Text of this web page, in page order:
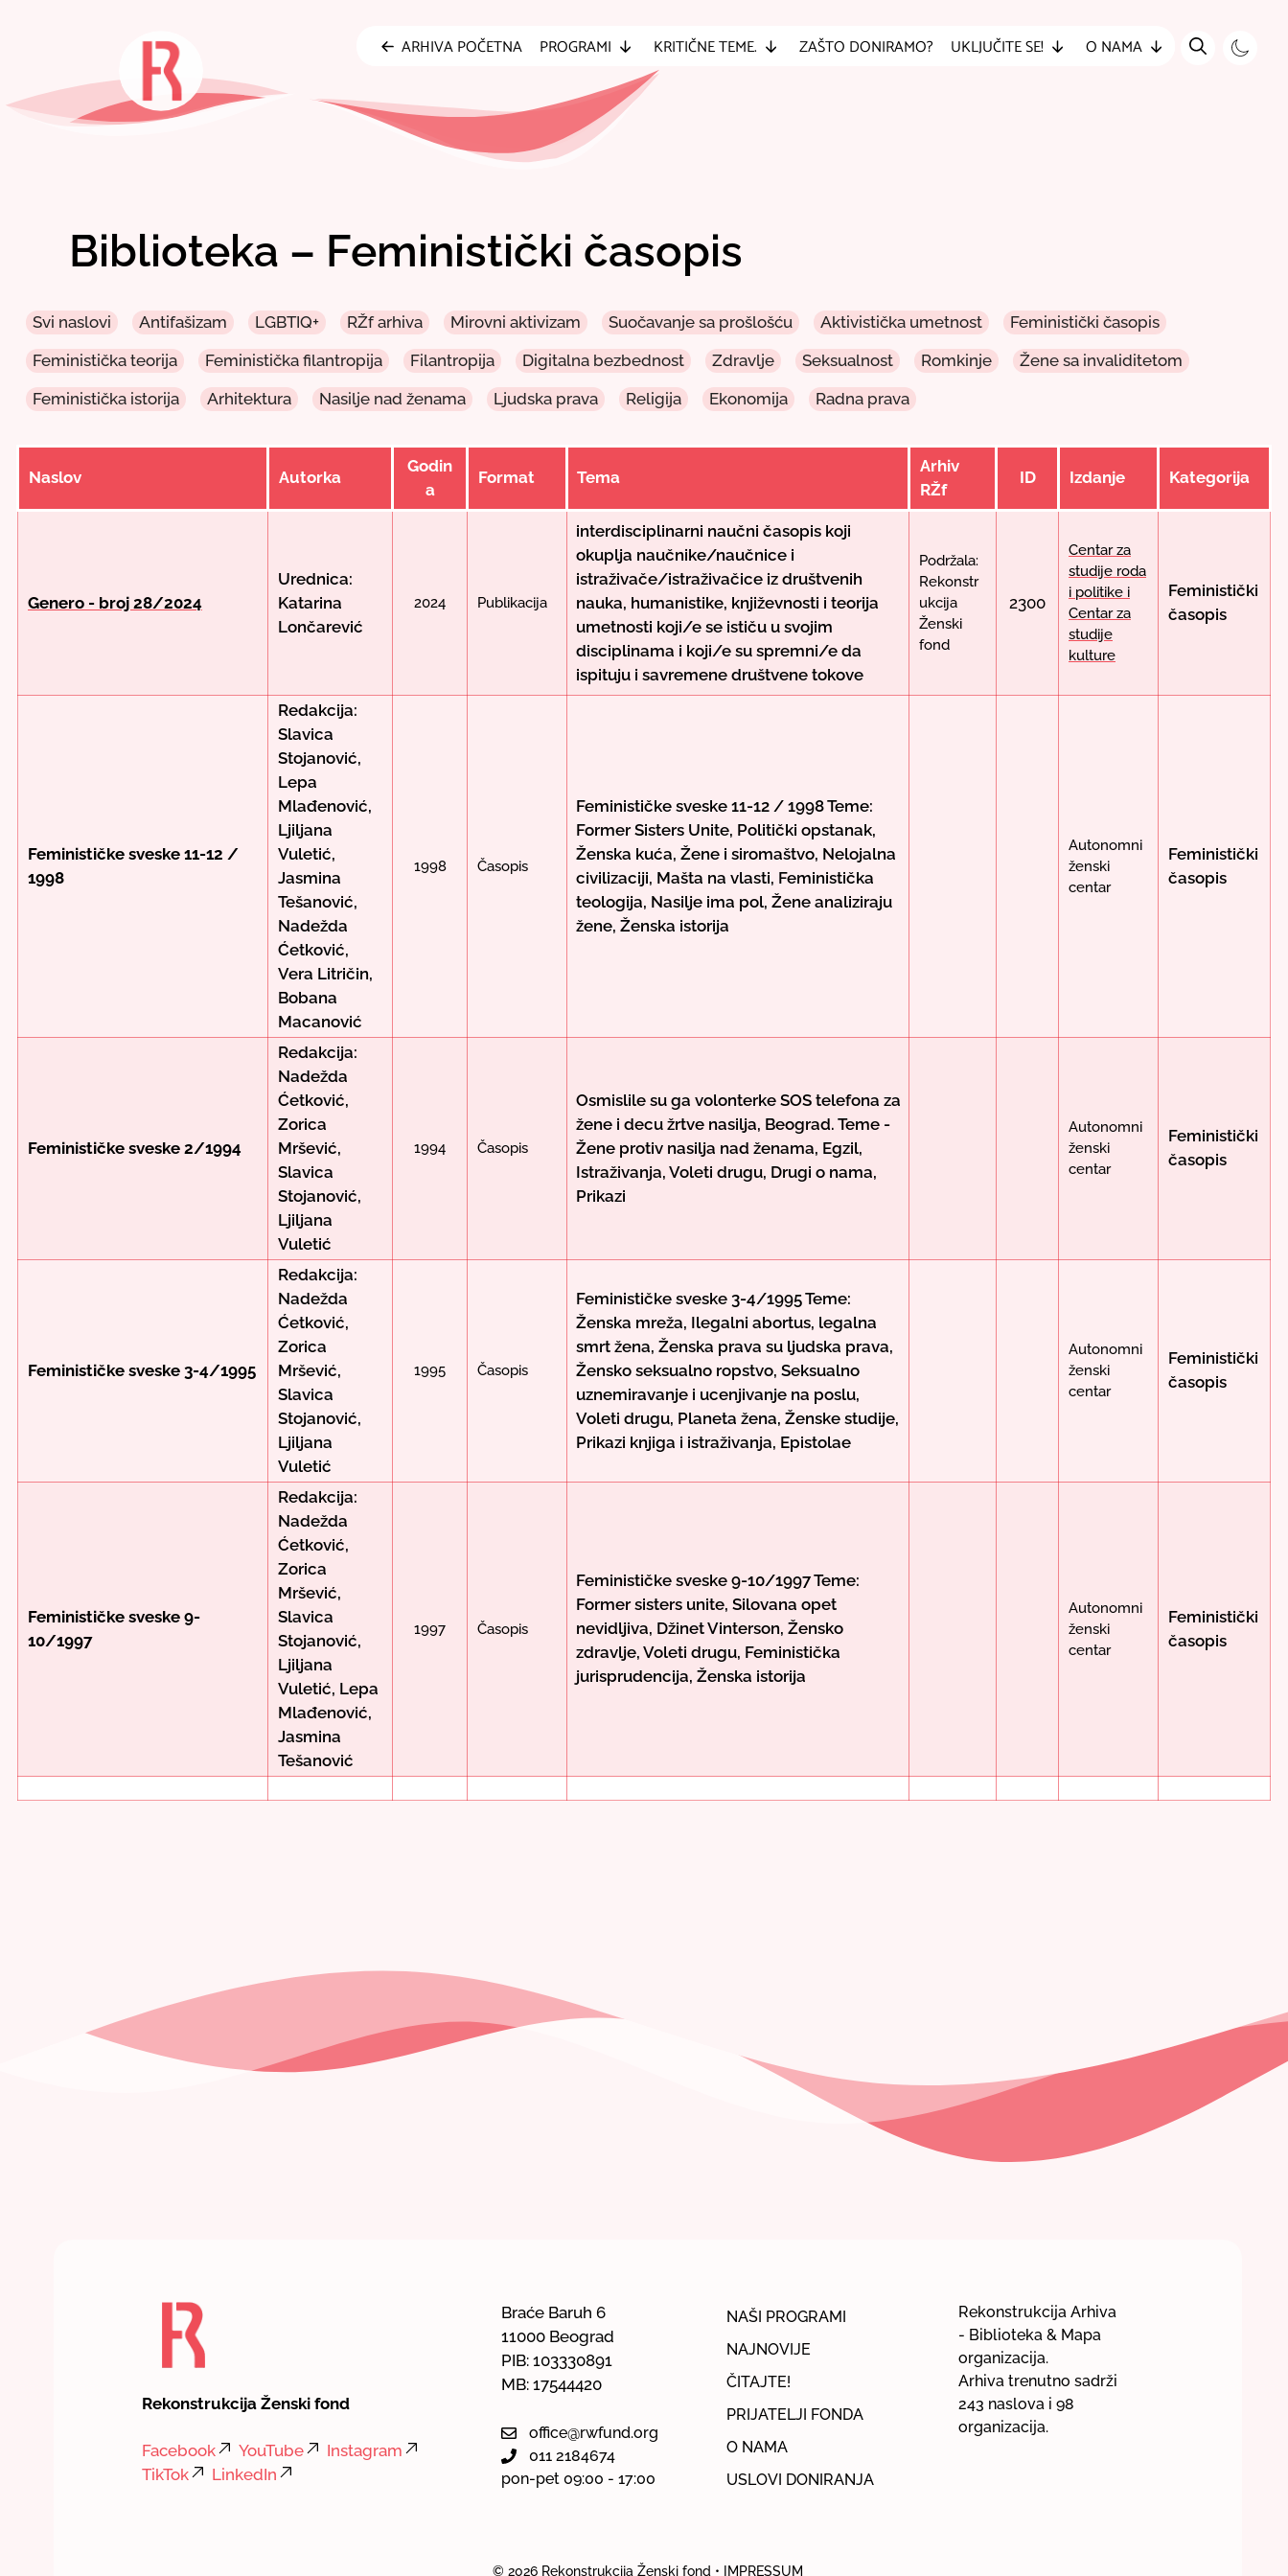
ARHIVA POČETNA PROGRAMI KRITIČNE TEME. ZAŠTO DONIRAMO? UKLJUČITE SE! O NAMA
Biblioteka – Feministički časopis
Svi naslovi Antifašizam LGBTIQ+ RŽf arhiva Mirovni aktivizam Suočavanje sa prošlošću Aktivistička umetnost
Feministički časopis
Feministička teorija
Feministička filantropija Filantropija Digitalna bezbednost Zdravlje Seksualnost Romkinje
Žene sa invaliditetom
Feministička istorija
Arhitektura Nasilje nad ženama Ljudska prava Religija Ekonomija Radna prava
Naslov Autorka
Godin
a
Format Tema
Arhiv
RŽf
ID Izdanje Kategorija
Genero - broj 28/2024
Urednica:
Katarina
Lončarević
2024 Publikacija
interdisciplinarni naučni časopis koji
okuplja naučnike/naučnice i
istraživače/istraživačice iz društvenih
nauka, humanistike, književnosti i teorija
umetnosti koji/e se ističu u svojim
disciplinama i koji/e su spremni/e da
ispituju i savremene društvene tokove
Podržala:
Rekonstr
ukcija
Ženski
fond
2300
Centar za
studije roda
i politike i
Centar za
studije
kulture
Feministički
časopis
Feminističke sveske 11-12 /
1998
Redakcija:
Slavica
Stojanović,
Lepa
Mlađenović,
Ljiljana
Vuletić,
Jasmina
Tešanović,
Nadežda
Ćetković,
Vera Litričin,
Bobana
Macanović
1998 Časopis
Feminističke sveske 11-12 / 1998 Teme:
Former Sisters Unite, Politički opstanak,
Ženska kuća, Žene i siromaštvo, Nelojalna
civilizaciji, Mašta na vlasti, Feministička
teologija, Nasilje ima pol, Žene analiziraju
žene, Ženska istorija
Autonomni
ženski
centar
Feministički
časopis
Feminističke sveske 2/1994
Redakcija:
Nadežda
Ćetković,
Zorica
Mršević,
Slavica
Stojanović,
Ljiljana
Vuletić
1994 Časopis
Osmislile su ga volonterke SOS telefona za
žene i decu žrtve nasilja, Beograd. Teme -
Žene protiv nasilja nad ženama, Egzil,
Istraživanja, Voleti drugu, Drugi o nama,
Prikazi
Autonomni
ženski
centar
Feministički
časopis
Feminističke sveske 3-4/1995
Redakcija:
Nadežda
Ćetković,
Zorica
Mršević,
Slavica
Stojanović,
Ljiljana
Vuletić
1995 Časopis
Feminističke sveske 3-4/1995 Teme:
Ženska mreža, Ilegalni abortus, legalna
smrt žena, Ženska prava su ljudska prava,
Žensko seksualno ropstvo, Seksualno
uznemiravanje i ucenjivanje na poslu,
Voleti drugu, Planeta žena, Ženske studije,
Prikazi knjiga i istraživanja, Epistolae
Autonomni
ženski
centar
Feministički
časopis
Feminističke sveske 9-
10/1997
Redakcija:
Nadežda
Ćetković,
Zorica
Mršević,
Slavica
Stojanović,
Ljiljana
Vuletić, Lepa
Mlađenović,
Jasmina
Tešanović
1997 Časopis
Feminističke sveske 9-10/1997 Teme:
Former sisters unite, Silovana opet
nevidljiva, Džinet Vinterson, Žensko
zdravlje, Voleti drugu, Feministička
jurisprudencija, Ženska istorija
Autonomni
ženski
centar
Feministički
časopis
Rekonstrukcija Ženski fond
Facebook YouTube
Instagram
TikTok
LinkedIn
Braće Baruh 6
11000 Beograd
PIB: 103330891
MB: 17544420
office@rwfund.org
011 2184674
pon-pet 09:00 - 17:00
NAŠI PROGRAMI
NAJNOVIJE
ČITAJTE!
PRIJATELJI FONDA
O NAMA
USLOVI DONIRANJA
Rekonstrukcija Arhiva
- Biblioteka & Mapa
organizacija.
Arhiva trenutno sadrži
243 naslova i 98
organizacija.
© 2026 Rekonstrukcija Ženski fond • IMPRESSUM